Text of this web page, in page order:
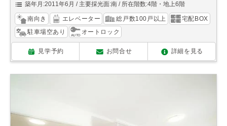
築年月:2011年6月
主要採光面:南 所在階数:4階・地上6階
南向き エレベーター 総戸数100戸以上
宅配BOX
駐車場空あり
オートロック
見学予約 お問合せ 詳細を見る